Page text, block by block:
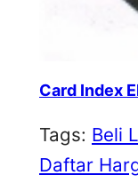
Card Index
Tags: Beli
Daftar